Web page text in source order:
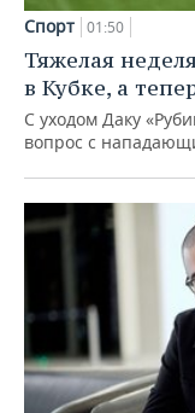
Спорт 01:50
Тяжелая
в Кубке, а
С уходом Даку
вопрос с